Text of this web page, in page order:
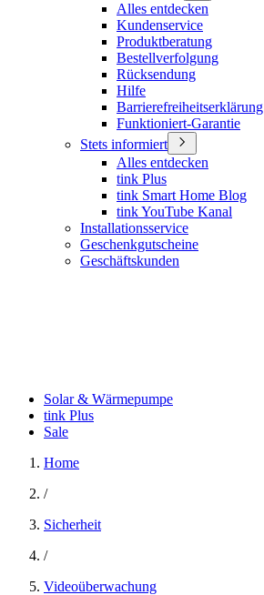
Alles entdecken
Kundenservice
Produktberatung
Bestellverfolgung
Rücksendung
Hilfe
Barrierefreiheitserklärung
Funktioniert-Garantie
Stets informiert
Alles entdecken
tink Plus
tink Smart Home Blog
tink YouTube Kanal
Installationsservice
Geschenkgutscheine
Geschäftskunden
Solar & Wärmepumpe
tink Plus
Sale
Home
/
Sicherheit
/
Videoüberwachung